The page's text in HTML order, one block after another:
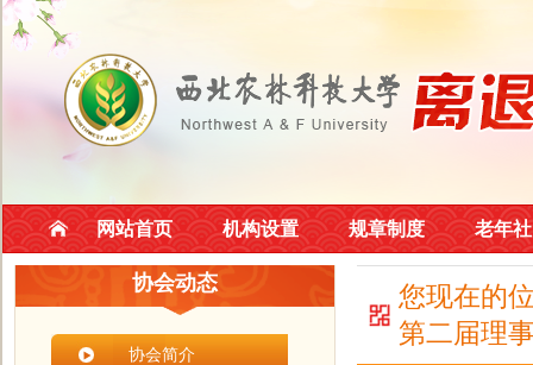
网站首页 机构设置 规章制度 老年
协会动态
协会简介
您现在的
第二届理